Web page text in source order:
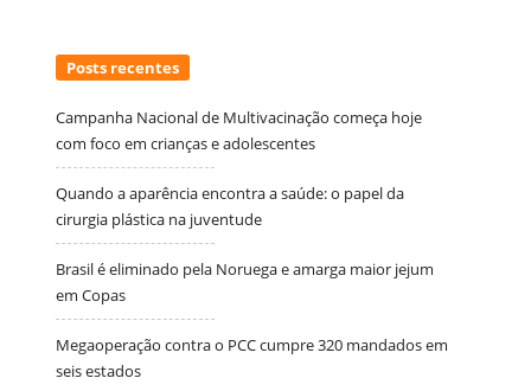
Posts recentes
Campanha Nacional de Multivacinação começa hoje
com foco em crianças e adolescentes
Quando a aparência encontra a saúde: o papel da
cirurgia plástica na juventude
Brasil é eliminado pela Noruega e amarga maior jejum
em Copas
Megaoperação contra o PCC cumpre 320 mandados em
seis estados